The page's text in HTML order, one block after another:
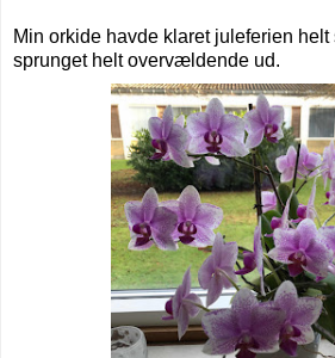
Min orkide havde klaret juleferien
sprunget helt overvældende ud.